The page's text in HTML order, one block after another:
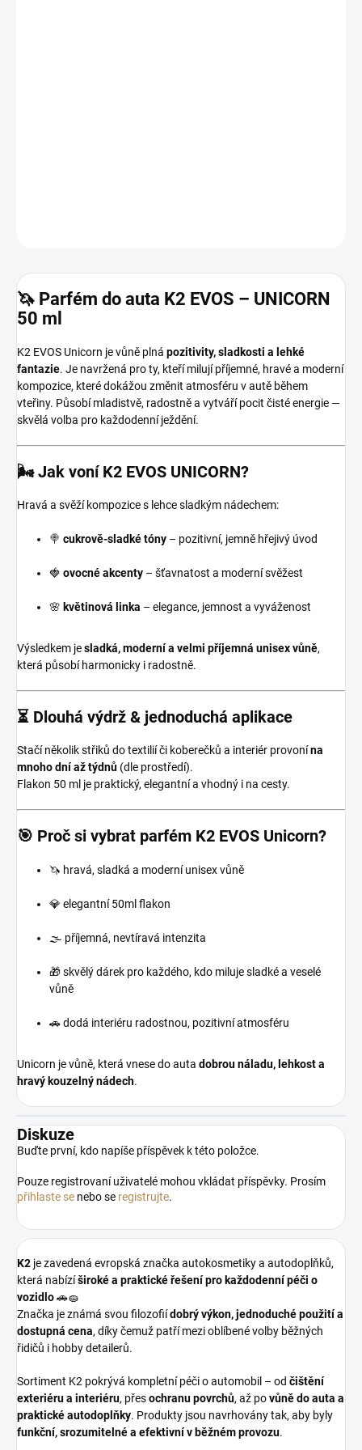
🦄 Parfém do auta K2 EVOS – UNICORN
50 ml
K2 EVOS Unicorn je vůně plná pozitivity, sladkosti a lehké
fantazie. Je navržená pro ty, kteří milují příjemné, hravé a moderní
kompozice, které dokážou změnit atmosféru v autě během
vteřiny. Působí mladistvě, radostně a vytváří pocit čisté energie —
skvělá volba pro každodenní ježdění.
🌬️ Jak voní K2 EVOS UNICORN?
Hravá a svěží kompozice s lehce sladkým nádechem:
🍭 cukrově-sladké tóny – pozitivní, jemně hřejivý úvod
🍓 ovocné akcenty – šťavnatost a moderní svěžest
🌸 květinová linka – elegance, jemnost a vyváženost
Výsledkem jesladká, moderní a velmi příjemná unisex vůně,
která působí harmonicky i radostně.
⏳ Dlouhá výdrž & jednoduchá aplikace
Stačí několik střiků do textilií či koberečků a interiér provonína
mnoho dní až týdnů (dle prostředí).
Flakon 50 ml je praktický, elegantní a vhodný i na cesty.
🎯 Proč si vybrat parfém K2 EVOS Unicorn?
🦄 hravá, sladká a moderní unisex vůně
💎 elegantní 50ml flakon
🌫️ příjemná, nevtíravá intenzita
🎁 skvělý dárek pro každého, kdo miluje sladké a veselé
vůně
🚗 dodá interiéru radostnou, pozitivní atmosféru
Unicorn je vůně, která vnese do auta dobrou náladu, lehkost a
hravý kouzelný nádech.
Diskuze
Buďte první, kdo napíše příspěvek k této položce.
Pouze registrovaní uživatelé mohou vkládat příspěvky. Prosím
přihlaste se nebo se registrujte.
K2 je zavedená evropská značka autokosmetiky a autodoplňků,
která nabízíširoké a praktické řešení pro každodenní péči o
vozidlo🚗🧽
Značka je známá svou filozofiídobrý výkon, jednoduché použití a
dostupná cena, díky čemuž patří mezi oblíbené volby běžných
řidičů i hobby detailerů.
Sortiment K2 pokrývá kompletní péči o automobil – od čištění
exteriéru a interiéru, přesochranu povrchů, až povůně do auta a
praktické autodoplňky. Produkty jsou navrhovány tak, aby byly
funkční, srozumitelné a efektivní v běžném provozu.